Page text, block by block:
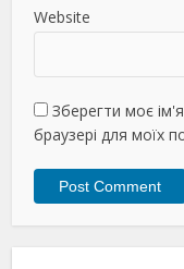
Website
Зберегти моє
браузері для моїх